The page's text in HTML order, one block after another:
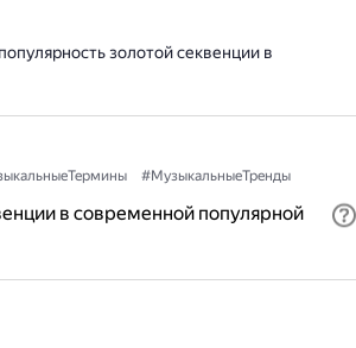
золотой секвенции в
#МузыкальныеТренды
в современной популярной